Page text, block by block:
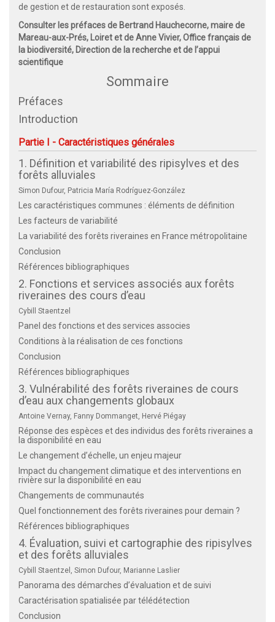
de gestion et de restauration sont exposés.
Consulter les préfaces de Bertrand Hauchecorne, maire de
Mareau-aux-Prés, Loiret et de Anne Vivier, Office français de
la biodiversité, Direction de la recherche et de l’appui
scientifique
Sommaire
Préfaces
Introduction
Partie I - Caractéristiques générales
1. Définition et variabilité des ripisylves et des
forêts alluviales
Simon Dufour, Patricia María Rodríguez-González
Les caractéristiques communes : éléments de définition
Les facteurs de variabilité
La variabilité des forêts riveraines en France métropolitaine
Conclusion
Références bibliographiques
2. Fonctions et services associés aux forêts
riveraines des cours d’eau
Cybill Staentzel
Panel des fonctions et des services associes
Conditions à la réalisation de ces fonctions
Conclusion
Références bibliographiques
3. Vulnérabilité des forêts riveraines de cours
d’eau aux changements globaux
Antoine Vernay, Fanny Dommanget, Hervé Piégay
Réponse des espèces et des individus des forêts riveraines a
la disponibilité en eau
Le changement d’échelle, un enjeu majeur
Impact du changement climatique et des interventions en
rivière sur la disponibilité en eau
Changements de communautés
Quel fonctionnement des forêts riveraines pour demain ?
Références bibliographiques
4. Évaluation, suivi et cartographie des ripisylves
et des forêts alluviales
Cybill Staentzel, Simon Dufour, Marianne Laslier
Panorama des démarches d’évaluation et de suivi
Caractérisation spatialisée par télédétection
Conclusion